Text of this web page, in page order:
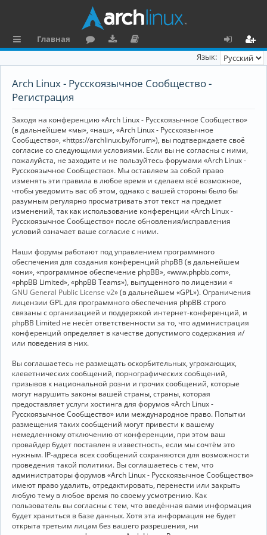
л
и
Главная
н
та
ц
и
я
х
ег
Язык:
Arch Linux - Русскоязычное Сообщество -
Регистрация
Заходя на конференцию «Arch Linux - Русскоязычное Сообщество»
(в дальнейшем «мы», «наш», «Arch Linux - Русскоязычное
Сообщество», «https://archlinux.by/forum»), вы подтверждаете своё
согласие со следующими условиями. Если вы не согласны с ними,
пожалуйста, не заходите и не пользуйтесь форумами «Arch Linux -
Русскоязычное Сообщество». Мы оставляем за собой право
изменять эти правила в любое время и сделаем всё возможное,
чтобы уведомить вас об этом, однако с вашей стороны было бы
разумным регулярно просматривать этот текст на предмет
изменений, так как использование конференции «Arch Linux -
Русскоязычное Сообщество» после обновления/исправления
условий означает ваше согласие с ними.
Наши форумы работают под управлением программного
обеспечения для создания конференций phpBB (в дальнейшем
«они», «программное обеспечение phpBB», «www.phpbb.com»,
«phpBB Limited», «phpBB Teams»), выпущенного по лицензии «
GNU General Public License v2» (в дальнейшем «GPL»). Ограничения
лицензии GPL для программного обеспечения phpBB строго
связаны с организацией и поддержкой интернет-конференций, и
phpBB Limited не несёт ответственности за то, что администрация
конференций определяет в качестве допустимого содержания и/
или поведения в них.
Вы соглашаетесь не размещать оскорбительных, угрожающих,
клеветнических сообщений, порнографических сообщений,
призывов к национальной розни и прочих сообщений, которые
могут нарушить законы вашей страны, страны, которая
предоставляет услуги хостинга для форумов «Arch Linux -
Русскоязычное Сообщество» или международное право. Попытки
размещения таких сообщений могут привести к вашему
немедленному отключению от конференции, при этом ваш
провайдер будет поставлен в известность, если мы сочтём это
нужным. IP-адреса всех сообщений сохраняются для возможности
проведения такой политики. Вы соглашаетесь с тем, что
администраторы форумов «Arch Linux - Русскоязычное Сообщество»
имеют право удалить, отредактировать, перенести или закрыть
любую тему в любое время по своему усмотрению. Как
пользователь вы согласны с тем, что введённая вами информация
будет храниться в базе данных. Хотя эта информация не будет
открыта третьим лицам без вашего разрешения, ни